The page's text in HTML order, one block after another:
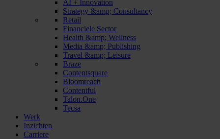
AI + Innovation
Strategy &amp; Consultancy
Retail
Financiele Sector
Health &amp; Wellness
Media &amp; Publishing
Travel &amp; Leisure
Braze
Contentsquare
Bloomreach
Contentful
Talon.One
Tecsa
Werk
Inzichten
Carriere